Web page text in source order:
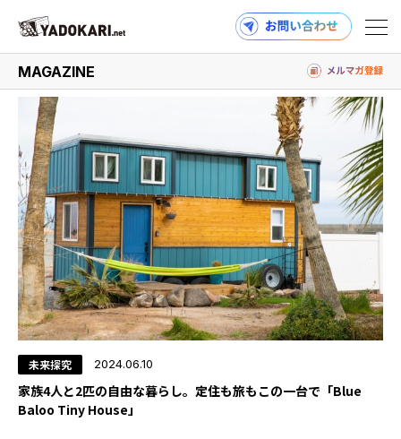
商品検索 読みもの検索
PRODUCTS
MAGAZINE
MAGAZINE
#ダウンサイジング
未来探究 2024.06.10
家族4人と2匹の自由な暮らし。定住も旅もこの一台で「Blue
Baloo Tiny House」